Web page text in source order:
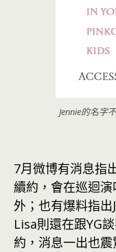
Jennie的名字
7月微博有消息指
續約，會在巡迴
外；也有爆料指出
Lisa則還在跟YG
約，消息一出也